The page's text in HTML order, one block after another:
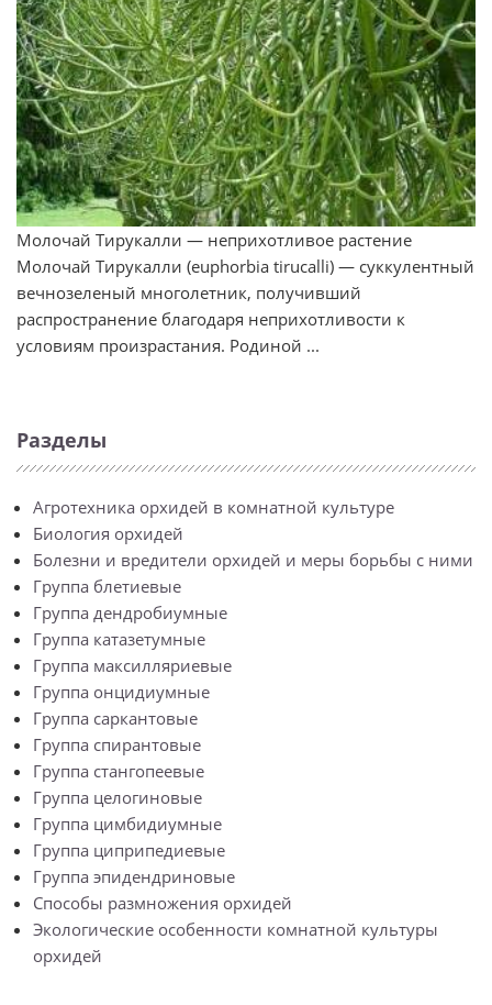
Молочай Тирукалли — неприхотливое растение
Молочай Тирукалли (euphorbia tirucalli) — суккулентный
вечнозеленый многолетник, получивший
распространение благодаря неприхотливости к
условиям произрастания. Родиной ...
Разделы
Агротехника орхидей в комнатной культуре
Биология орхидей
Болезни и вредители орхидей и меры борьбы с ними
Группа блетиевые
Группа дендробиумные
Группа катазетумные
Группа максилляриевые
Группа онцидиумные
Группа саркантовые
Группа спирантовые
Группа стангопеевые
Группа целогиновые
Группа цимбидиумные
Группа циприпедиевые
Группа эпидендриновые
Способы размножения орхидей
Экологические особенности комнатной культуры
орхидей